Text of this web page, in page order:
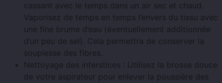
cassant avec le temps dans un air sec et chaud.
Vaporisez de temps en temps l’envers du tissu avec
une fine brume d’eau (éventuellement additionnée
d’un peu de sel). Cela permettra de conserver la
souplesse des fibres.
Nettoyage des interstices : Utilisez la brosse douce
de votre aspirateur pour enlever la poussière des